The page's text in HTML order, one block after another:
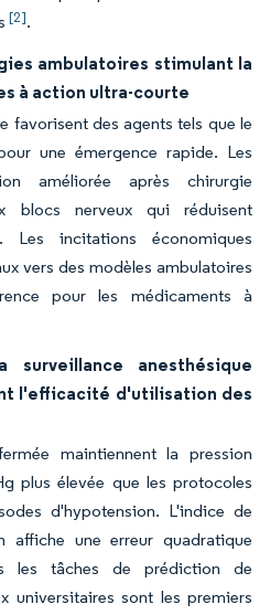
[2].
ambulatoires stimulant la
à action ultra-courte
favorisent des agents tels que le
une émergence rapide. Les
améliorée après chirurgie
blocs nerveux qui réduisent
Les incitations économiques
vers des modèles ambulatoires
pour les médicaments à
anesthésique
l'efficacité d'utilisation des
maintiennent la pression
plus élevée que les protocoles
d'hypotension. L'indice de
affiche une erreur quadratique
les tâches de prédiction de
universitaires sont les premiers